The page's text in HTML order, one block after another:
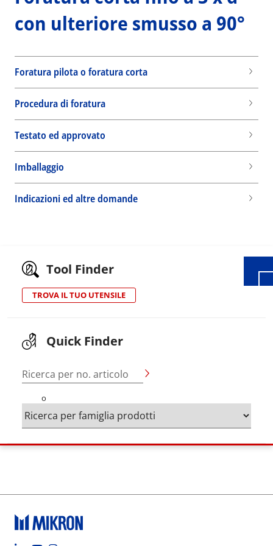
con ulteriore smusso a 90°
Foratura pilota o foratura corta
Procedura di foratura
Testato ed approvato
Imballaggio
Indicazioni ed altre domande
Tool Finder
TROVA IL TUO UTENSILE
Quick Finder
Ricerca per no. articolo
o